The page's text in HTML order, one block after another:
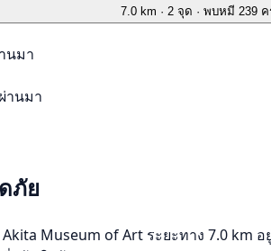
7.0 km · 2 จุด · พบหมี 239
นมา
านมา
ภัย
Akita Museum of Art ระยะทาง 7.0 km